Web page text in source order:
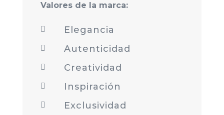
Valores de la marca:
 Elegancia
 Autenticidad
 Creatividad
 Inspiración
 Exclusividad